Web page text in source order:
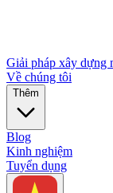
Giải pháp xây dựng
Về chúng tôi
Thêm
Blog
Kinh nghiệm
Tuyển dụng